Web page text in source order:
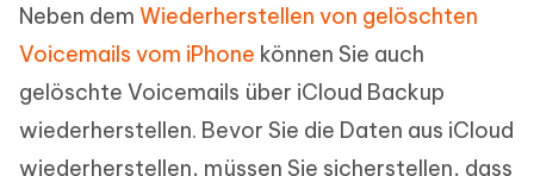
Neben dem Wiederherstellen von gelöschten
Voicemails vom iPhone können Sie auch
gelöschte Voicemails über iCloud Backup
wiederherstellen. Bevor Sie die Daten aus iCloud
wiederherstellen, müssen Sie sicherstellen, dass